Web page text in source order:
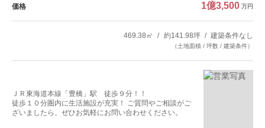
価格 1億3,500 万円
469.38㎡ 約141.98坪 建築条件なし
（土地面積 / 坪数 / 建築条件）
ＪＲ東海道本線「豊橋」駅 徒歩９分！！
徒歩１０分圏内に生活施設が充実！ ご質問やご相談がご
ざいましたら、ぜひお気軽にお問い合わせください。